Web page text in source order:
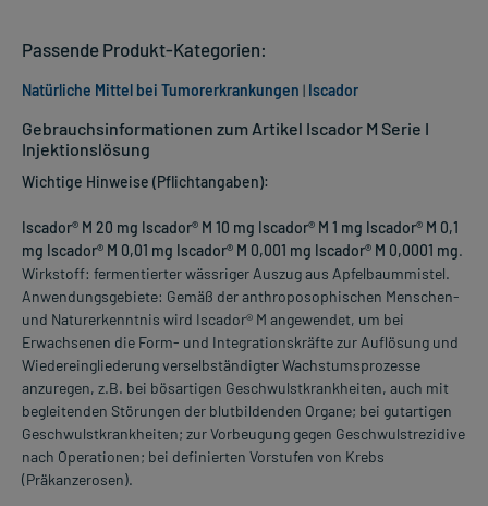
Gebrauchsinformationen zum Artikel Iscador M Serie I
Injektionslösung
Wichtige Hinweise (Pflichtangaben):
Iscador® M 20 mg Iscador® M 10 mg Iscador® M 1 mg Iscador® M 0,1
mg Iscador® M 0,01 mg Iscador® M 0,001 mg Iscador® M 0,0001 mg.
Wirkstoff: fermentierter wässriger Auszug aus Apfelbaummistel.
Anwendungsgebiete: Gemäß der anthroposophischen Menschen-
und Naturerkenntnis wird Iscador® M angewendet, um bei
Erwachsenen die Form- und Integrationskräfte zur Auflösung und
Wiedereingliederung verselbständigter Wachstumsprozesse
anzuregen, z.B. bei bösartigen Geschwulstkrankheiten, auch mit
begleitenden Störungen der blutbildenden Organe; bei gutartigen
Geschwulstkrankheiten; zur Vorbeugung gegen Geschwulstrezidive
nach Operationen; bei definierten Vorstufen von Krebs
(Präkanzerosen).
Passende Produkt-Kategorien:
Natürliche Mittel bei Tumorerkrankungen | Iscador